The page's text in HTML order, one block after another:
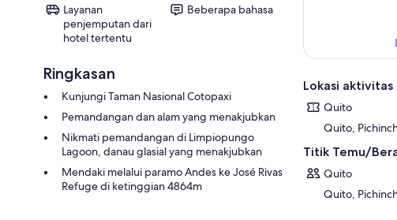
Layanan
penjemputan dari
hotel tertentu
Beberapa bahasa
Ringkasan
Kunjungi Taman Nasional Cotopaxi
Pemandangan dan alam yang menakjubkan
Nikmati pemandangan di Limpiopungo
Lagoon, danau glasial yang menakjubkan
Mendaki melalui paramo Andes ke José Rivas
Refuge di ketinggian 4864m
Lokasi aktivitas
Quito
Quito,
Titik Temu/
Quito
Quito,